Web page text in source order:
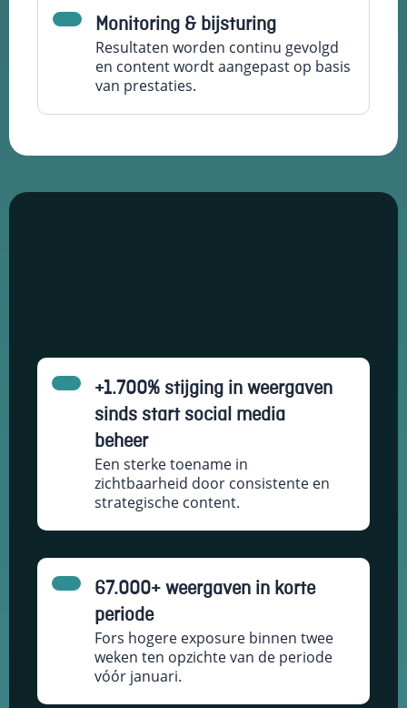
Monitoring & bijsturing
Resultaten worden continu gevolgd
en content wordt aangepast op basis
van prestaties.
+1.700% stijging in weergaven
sinds start social media
beheer
Een sterke toename in
zichtbaarheid door consistente en
strategische content.
67.000+ weergaven in korte
periode
Fors hogere exposure binnen twee
weken ten opzichte van de periode
vóór januari.